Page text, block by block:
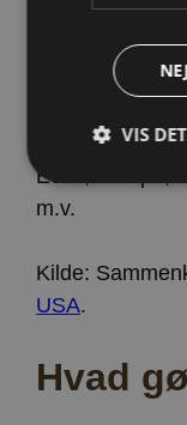
Drop Nike,
Timberland,
mfl. Vælg i
Salomon,
Ecco, Scarpa,
m.v.
Kilde:
USA.
Hvad
VIS
uden